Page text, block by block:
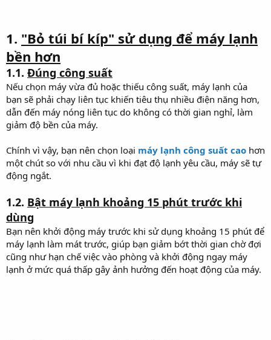
1. "Bỏ túi bí kíp" sử dụng để máy lạnh
bền hơn
1.1. Đúng công suất
Nếu chọn máy vừa đủ hoặc thiếu công suất, máy lạnh của
bạn sẽ phải chạy liên tục khiến tiêu thụ nhiều điện năng hơn,
dẫn đến máy nóng liên tục do không có thời gian nghỉ, làm
giảm độ bền của máy.
Chính vì vậy, bạn nên chọn loại máy lạnh công suất cao hơn
một chút so với nhu cầu vì khi đạt độ lạnh yêu cầu, máy sẽ tự
động ngắt.
1.2. Bật máy lạnh khoảng 15 phút trước khi
dùng
Bạn nên khởi động máy trước khi sử dụng khoảng 15 phút để
máy lạnh làm mát trước, giúp bạn giảm bớt thời gian chờ đợi
cũng như hạn chế việc vào phòng và khởi động ngay máy
lạnh ở mức quá thấp gây ảnh hưởng đến hoạt động của máy.